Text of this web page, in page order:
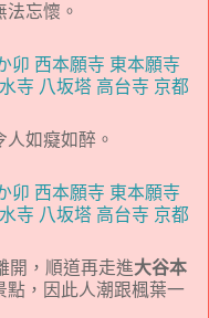
忘懷。
如癡如醉。
開，順道再走進大谷本
點，因此人潮跟楓葉一